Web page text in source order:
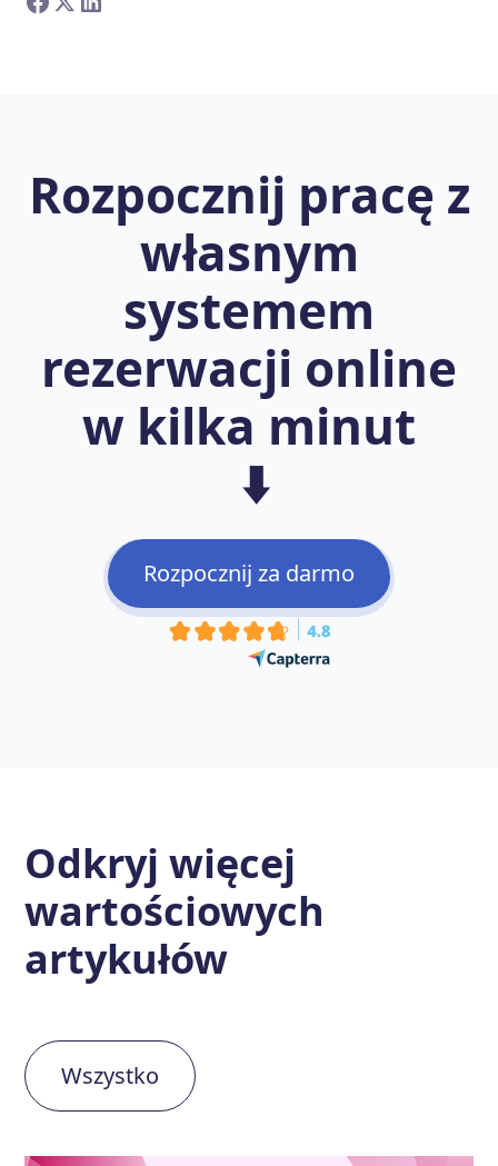
Rozpocznij pracę z
własnym
systemem
rezerwacji online
w kilka minut
⬇️
Rozpocznij za darmo
Odkryj więcej
wartościowych
artykułów
Wszystko